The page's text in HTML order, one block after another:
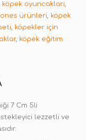
köpek oyuncakları,
ürünleri, köpek
, köpekler için
, köpek eğitim
7 Cm 5li
lezzetli ve